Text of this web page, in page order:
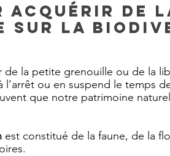
acquérir de
sur la
de la petite grenouille ou de la
l’arrêt ou en suspend le temps
que notre patrimoine
est constitué de la faune, de la